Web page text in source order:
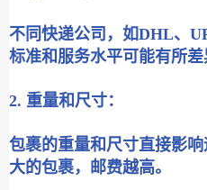
不同快递公司，如DHL、
标准和服务水平可能有所差
2. 重量和尺寸：
包裹的重量和尺寸直接影
大的包裹，邮费越高。